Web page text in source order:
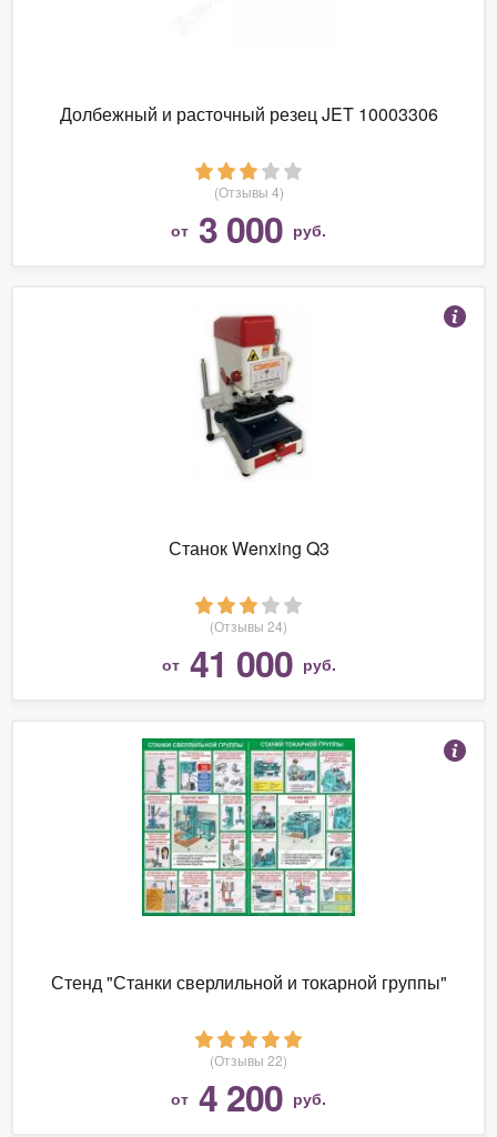
Долбежный и расточный резец JET 10003306
(Отзывы 4)
от 3 000 руб.
Станок Wenxing Q3
(Отзывы 24)
от 41 000 руб.
Стенд "Станки сверлильной и токарной группы"
(Отзывы 22)
от 4 200 руб.